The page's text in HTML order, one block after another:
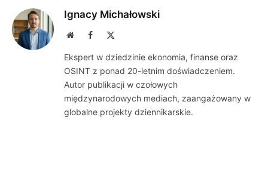
Ignacy Michałowski
WebsiteFacebook
Ekspert w dziedzinie ekonomia, finanse oraz
OSINT z ponad 20-letnim doświadczeniem.
Autor publikacji w czołowych
międzynarodowych mediach, zaangażowany w
globalne projekty dziennikarskie.